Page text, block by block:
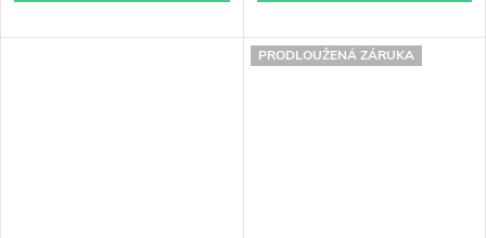
PRODLOUŽENÁ ZÁRUKA